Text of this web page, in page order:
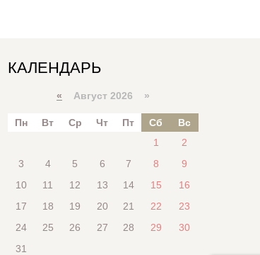
КАЛЕНДАРЬ
« Август 2026 »
Пн Вт Ср Чт Пт Сб
Вс
1
2
3
4 5 6 7 8
9
10
11 12 13 14 15
16
17
18 19 20 21 22
23
24
25 26 27 28 29
30
31